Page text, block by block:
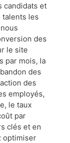
candidats et
talents les
des
le site
par mois, la
des
des
employés,
le taux
par
clés et en
optimiser